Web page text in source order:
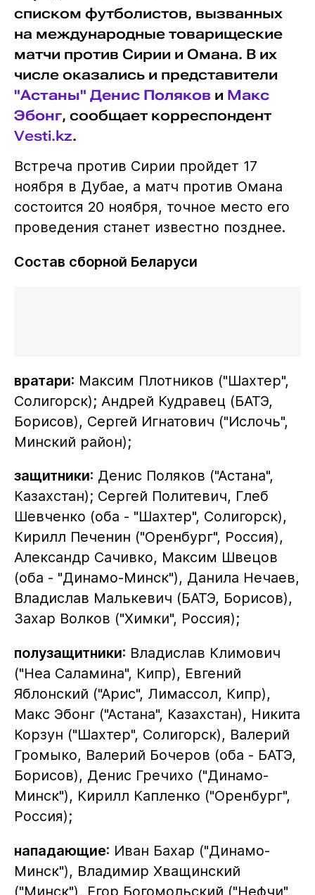
списком футболистов, вызванных
на международные товарищеские
матчи против Сирии и Омана. В их
числе оказались и представители
"Астаны" Денис Поляков и Макс
Эбонг, сообщает корреспондент
Vesti.kz.
Встреча против Сирии пройдет 17
ноября в Дубае, а матч против Омана
состоится 20 ноября, точное место его
проведения станет известно позднее.
Состав сборной Беларуси
вратари: Максим Плотников ("Шахтер",
Солигорск); Андрей Кудравец (БАТЭ,
Борисов), Сергей Игнатович ("Ислочь",
Минский район);
защитники: Денис Поляков ("Астана",
Казахстан); Сергей Политевич, Глеб
Шевченко (оба - "Шахтер", Солигорск),
Кирилл Печенин ("Оренбург", Россия),
Александр Сачивко, Максим Швецов
(оба - "Динамо-Минск"), Данила Нечаев,
Владислав Малькевич (БАТЭ, Борисов),
Захар Волков ("Химки", Россия);
полузащитники: Владислав Климович
("Неа Саламина", Кипр), Евгений
Яблонский ("Арис", Лимассол, Кипр),
Макс Эбонг ("Астана", Казахстан), Никита
Корзун ("Шахтер", Солигорск), Валерий
Громыко, Валерий Бочеров (оба - БАТЭ,
Борисов), Денис Гречихо ("Динамо-
Минск"), Кирилл Капленко ("Оренбург",
Россия);
нападающие: Иван Бахар ("Динамо-
Минск"), Владимир Хващинский